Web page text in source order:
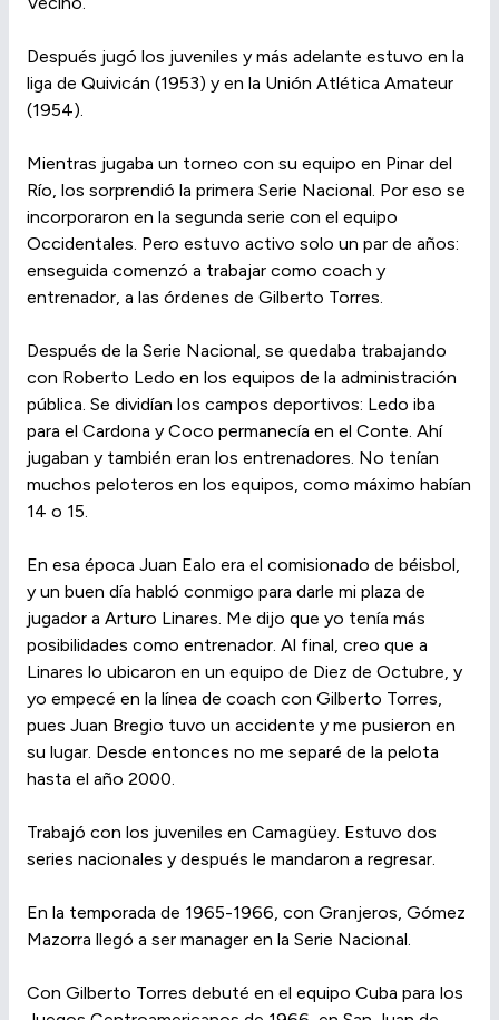
Después jugó los juveniles y más adelante estuvo en la
liga de Quivicán (1953) y en la Unión Atlética Amateur
(1954).
Mientras jugaba un torneo con su equipo en Pinar del
Río, los sorprendió la primera Serie Nacional. Por eso se
incorporaron en la segunda serie con el equipo
Occidentales. Pero estuvo activo solo un par de años:
enseguida comenzó a trabajar como coach y
entrenador, a las órdenes de Gilberto Torres.
Después de la Serie Nacional, se quedaba trabajando
con Roberto Ledo en los equipos de la administración
pública. Se dividían los campos deportivos: Ledo iba
para el Cardona y Coco permanecía en el Conte. Ahí
jugaban y también eran los entrenadores. No tenían
muchos peloteros en los equipos, como máximo habían
14 o 15.
En esa época Juan Ealo era el comisionado de béisbol,
y un buen día habló conmigo para darle mi plaza de
jugador a Arturo Linares. Me dijo que yo tenía más
posibilidades como entrenador. Al final, creo que a
Linares lo ubicaron en un equipo de Diez de Octubre, y
yo empecé en la línea de coach con Gilberto Torres,
pues Juan Bregio tuvo un accidente y me pusieron en
su lugar. Desde entonces no me separé de la pelota
hasta el año 2000.
Trabajó con los juveniles en Camagüey. Estuvo dos
series nacionales y después le mandaron a regresar.
En la temporada de 1965-1966, con Granjeros, Gómez
Mazorra llegó a ser manager en la Serie Nacional.
Con Gilberto Torres debuté en el equipo Cuba para los